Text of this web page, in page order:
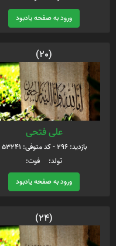
ورود به صفحه یادبود
(20)
علی فتحی
بازدید: 296 - کد متوفی: 53241
تولد: فوت:
ورود به صفحه یادبود
(24)